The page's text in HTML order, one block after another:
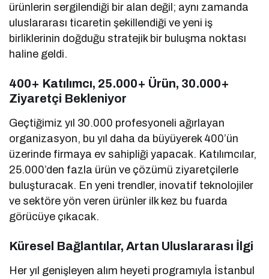
ürünlerin sergilendiği bir alan değil; aynı zamanda
uluslararası ticaretin şekillendiği ve yeni iş
birliklerinin doğduğu stratejik bir buluşma noktası
haline geldi.
400+ Katılımcı, 25.000+ Ürün, 30.000+
Ziyaretçi Bekleniyor
Geçtiğimiz yıl 30.000 profesyoneli ağırlayan
organizasyon, bu yıl daha da büyüyerek 400’ün
üzerinde firmaya ev sahipliği yapacak. Katılımcılar,
25.000’den fazla ürün ve çözümü ziyaretçilerle
buluşturacak. En yeni trendler, inovatif teknolojiler
ve sektöre yön veren ürünler ilk kez bu fuarda
görücüye çıkacak.
Küresel Bağlantılar, Artan Uluslararası İlgi
Her yıl genişleyen alım heyeti programıyla İstanbul